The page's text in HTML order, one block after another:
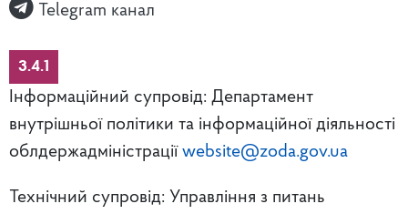
Telegram канал
3.4.1
Інформаційний супровід: Департамент
внутрішньої політики та інформаційної діяльності
облдержадміністрації website@zoda.gov.ua
Технічний супровід: Управління з питань